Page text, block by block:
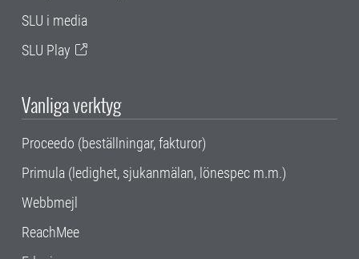
SLU i media
SLU Play
Vanliga verktyg
Proceedo (beställningar, fakturor)
Primula (ledighet, sjukanmälan, lönespec m.m.)
Webbmejl
ReachMee